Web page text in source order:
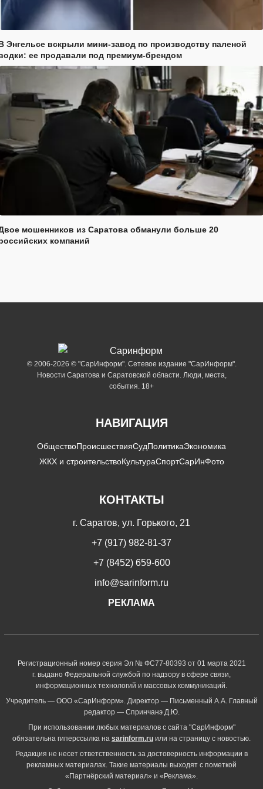
Энгельсе вскрыли мини-завод по производству паленой
ее продавали под премиум-брендом
мошенников из Саратова обманули больше 20
компаний
© 2006-2026 © "СарИнформ". Сетевое издание "СарИнформ".
Новости Саратова и Саратовской области. Люди, места,
события. 18+
НАВИГАЦИЯ
ОбществоПроисшествияСудПолитикаЭкономика
ЖКХ и строительствоКультураСпортСарИнФото
КОНТАКТЫ
г. Саратов, ул. Горького, 21
+7 (917) 982-81-37
+7 (8452) 659-600
info@sarinform.ru
РЕКЛАМА
Регистрационный номер серия Эл № ФС77-80393 от 01 марта 2021
г. выдано Федеральной службой по надзору в сфере связи,
информационных технологий и массовых коммуникаций.
Учредитель — ООО «СарИнформ». Директор — Письменный А.А. Главный
редактор — Спринчанэ Д.Ю.
При использовании любых материалов с сайта "СарИнформ"
обязательна гиперссылка на sarinform.ru или на страницу с новостью.
Редакция не несет ответственность за достоверность информации в
рекламных материалах. Такие материалы выходят с пометкой
«Партнёрский материал» и «Реклама».